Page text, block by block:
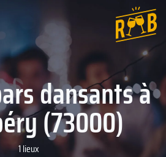
dansants à
(73000)
1 lieux